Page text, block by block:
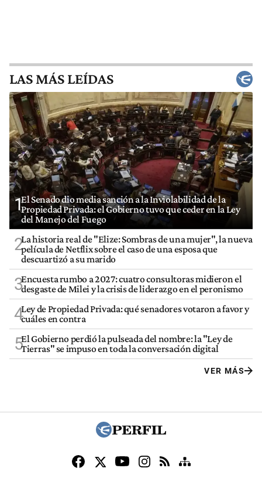
LAS MÁS LEÍDAS
1El Senado dio media sanción a la Inviolabilidad de la
Propiedad Privada: el Gobierno tuvo que ceder en la Ley
del Manejo del Fuego
2La historia real de "Elize: Sombras de una mujer", la nueva
película de Netflix sobre el caso de una esposa que
descuartizó a su marido
3Encuesta rumbo a 2027: cuatro consultoras midieron el
desgaste de Milei y la crisis de liderazgo en el peronismo
4Ley de Propiedad Privada: qué senadores votaron a favor y
cuáles en contra
5El Gobierno perdió la pulseada del nombre: la "Ley de
Tierras" se impuso en toda la conversación digital
VER MÁS